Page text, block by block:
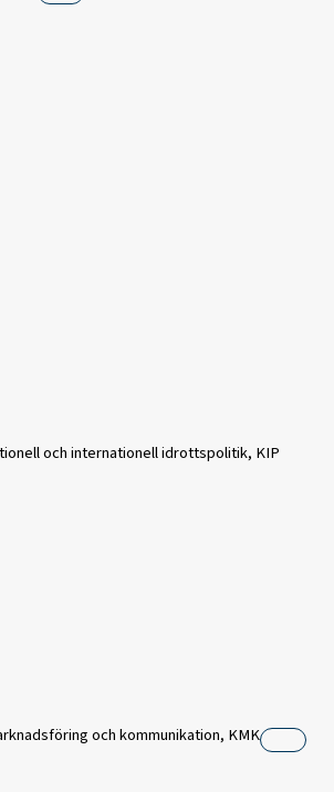
och internationell idrottspolitik, KIP
och kommunikation, KMK